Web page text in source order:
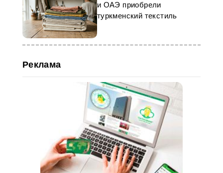
и ОАЭ приобрели
туркменский текстиль
Реклама